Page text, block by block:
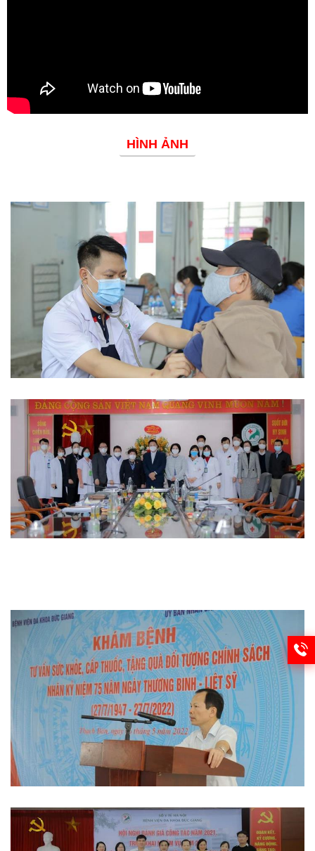
HÌNH ẢNH
Phòng chống dịch bệnh
Thi đua khen thưởng
Hoạt động đoàn thể